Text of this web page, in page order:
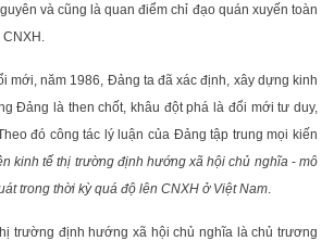
và cũng là quan điểm chỉ đạo quán xuyến toàn
mới, năm 1986, Đảng ta đã xác định, xây dựng kinh
Đảng là then chốt, khâu đột phá là đổi mới tư duy,
đó công tác lý luận của Đảng tập trung mọi kiến
kinh tế thị trường định hướng xã hội chủ nghĩa -mô
trong thời kỳ quá độ lên CNXH ở Việt Nam.
trường định hướng xã hội chủ nghĩa là chủ trương